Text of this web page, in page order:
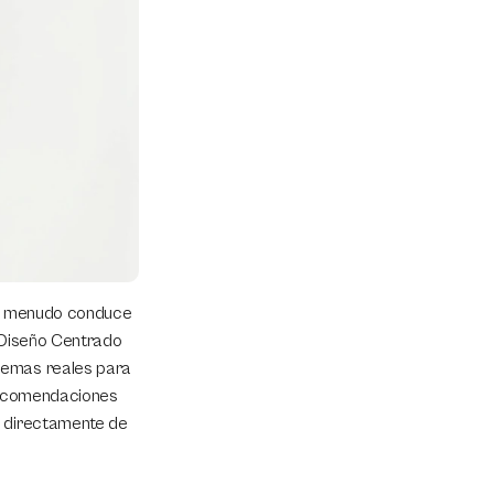
conduce
Centrado
reales para
directamente de